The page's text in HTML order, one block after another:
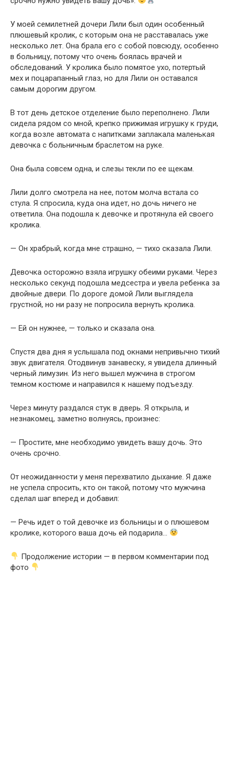
У моей семилетней дочери Лили был один особенный
плюшевый кролик, с которым она не расставалась уже
несколько лет. Она брала его с собой повсюду, особенно
в больницу, потому что очень боялась врачей и
обследований. У кролика было помятое ухо, потертый
мех и поцарапанный глаз, но для Лили он оставался
самым дорогим другом.
В тот день детское отделение было переполнено. Лили
сидела рядом со мной, крепко прижимая игрушку к груди,
когда возле автомата с напитками заплакала маленькая
девочка с больничным браслетом на руке.
Она была совсем одна, и слезы текли по ее щекам.
Лили долго смотрела на нее, потом молча встала со
стула. Я спросила, куда она идет, но дочь ничего не
ответила. Она подошла к девочке и протянула ей своего
кролика.
— Он храбрый, когда мне страшно, — тихо сказала Лили.
Девочка осторожно взяла игрушку обеими руками. Через
несколько секунд подошла медсестра и увела ребенка за
двойные двери. По дороге домой Лили выглядела
грустной, но ни разу не попросила вернуть кролика.
— Ей он нужнее, — только и сказала она.
Спустя два дня я услышала под окнами непривычно тихий
звук двигателя. Отодвинув занавеску, я увидела длинный
черный лимузин. Из него вышел мужчина в строгом
темном костюме и направился к нашему подъезду.
Через минуту раздался стук в дверь. Я открыла, и
незнакомец, заметно волнуясь, произнес:
— Простите, мне необходимо увидеть вашу дочь. Это
очень срочно.
От неожиданности у меня перехватило дыхание. Я даже
не успела спросить, кто он такой, потому что мужчина
сделал шаг вперед и добавил:
— Речь идет о той девочке из больницы и о плюшевом
кролике, которого ваша дочь ей подарила…
Продолжение истории — в первом комментарии под
фото